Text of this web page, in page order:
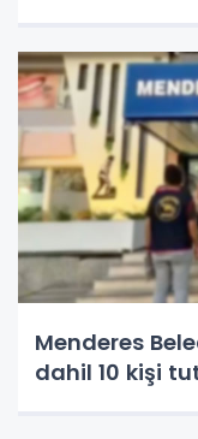
Menderes
dahil 10 kişi